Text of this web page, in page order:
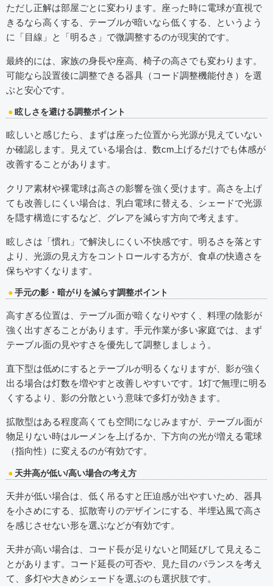
ただし正解は部屋ごとに変わります。座った時に電球が直視で
きるなら高くする、テーブルが暗いなら低くする、というよう
に「目線」と「明るさ」で微調整するのが現実的です。
最終的には、家族の身長や座高、椅子の高さでも変わります。
可能なら設置後に調整できる器具（コード調整機能付き）を選
ぶと安心です。
眩しさを避ける調整ポイント
眩しいと感じたら、まずは座った位置から光源が見えていない
か確認します。見えている場合は、数cm上げるだけでも体感が
改善することがあります。
クリア素材や裸電球は高さの影響を強く受けます。高さを上げ
ても改善しにくい場合は、乳白電球に替える、シェードで光源
を隠す構造にするなど、グレアを減らす方向で考えます。
眩しさは「慣れ」で解決しにくい不快感です。明るさを落とす
より、光源の見え方をコントロールする方が、食卓の快適さを
保ちやすくなります。
手元の影・暗がりを減らす調整ポイント
高すぎる位置は、テーブル面が暗くなりやすく、料理の陰影が
強く出すぎることがあります。手元作業が多い家庭では、まず
テーブル面の見やすさを優先して調整しましょう。
直下型は低めにするとテーブルが明るくなりますが、影が強く
出る場合は灯数を増やすと改善しやすいです。1灯で無理に明る
くするより、影の分散という意味で多灯が効きます。
拡散型はある程度高くても空間になじみますが、テーブル面が
物足りない時はルーメンを上げるか、下方向の光が増える電球
（指向性）に変えるのが有効です。
天井高が低い/高い場合の考え方
天井が低い場合は、低く吊るすと圧迫感が出やすいため、器具
を小さめにする、拡散寄りのデザインにする、半埋込風で高さ
を感じさせない形を選ぶなどが有効です。
天井が高い場合は、コード長が足りないと間延びして見えるこ
とがあります。コード延長の可否や、見た目のバランスを考え
て、多灯や大きめシェードを選ぶのも選択肢です。